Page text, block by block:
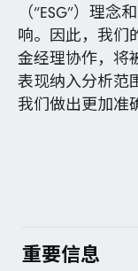
（“ESG”）理
响。因此，我们
金经理协作，将
表现纳入分析范
我们做出更加准
重要信息